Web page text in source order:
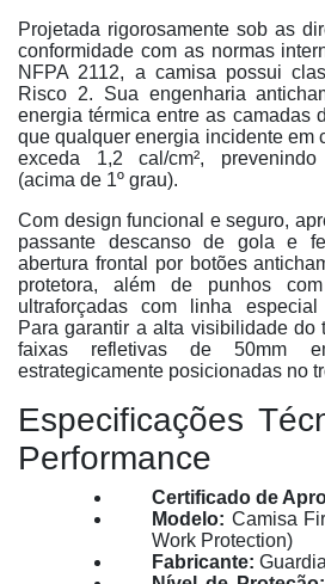
Projetada rigorosamente sob as
conformidade com as normas
NFPA 2112, a camisa possui
Risco 2. Sua engenharia
energia térmica entre as camadas
que qualquer energia incidente em
exceda 1,2 cal/cm², prevenindo
(acima de 1º grau).
Com design funcional e seguro,
passante descanso de gola e
abertura frontal por botões
protetora, além de punhos
ultraforçadas com linha especial
Para garantir a alta visibilidade do
faixas refletivas de 50mm
estrategicamente posicionadas no
Especificações
Performance
Certificado de
Modelo: Camisa
Work Protection)
Fabricante: